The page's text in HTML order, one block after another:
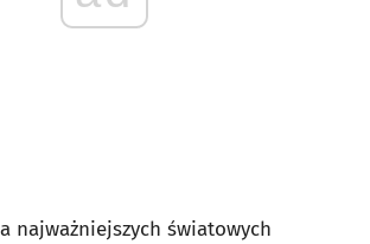
najważniejszych światowych